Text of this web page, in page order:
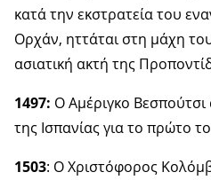
κατά την εκστρατεία του
Ορχάν, ηττάται στη μάχη
ασιατική ακτή της
1497: Ο Αμέριγκο
της Ισπανίας για το πρώτο
1503: Ο Χριστόφορος